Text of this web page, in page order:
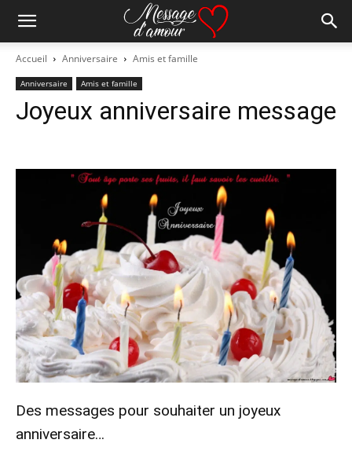
Accueil Anniversaire Amis et famille
Anniversaire Amis et famille
Joyeux anniversaire message
Des messages pour souhaiter un joyeux
anniversaire…